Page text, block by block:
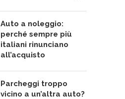
Auto a noleggio:
perché sempre più
italiani rinunciano
all’acquisto
Parcheggi troppo
vicino a un’altra auto?